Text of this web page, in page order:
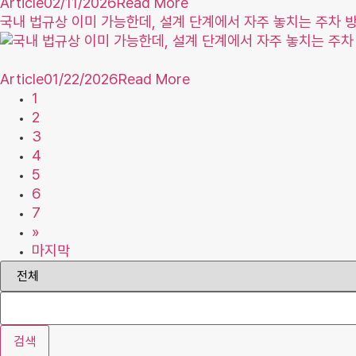
국내 법규상 이미 가능한데, 설계 단계에서 자주 놓치는 주차
Article01/22/2026Read More
1
2
3
4
5
6
7
»
마지막
검색